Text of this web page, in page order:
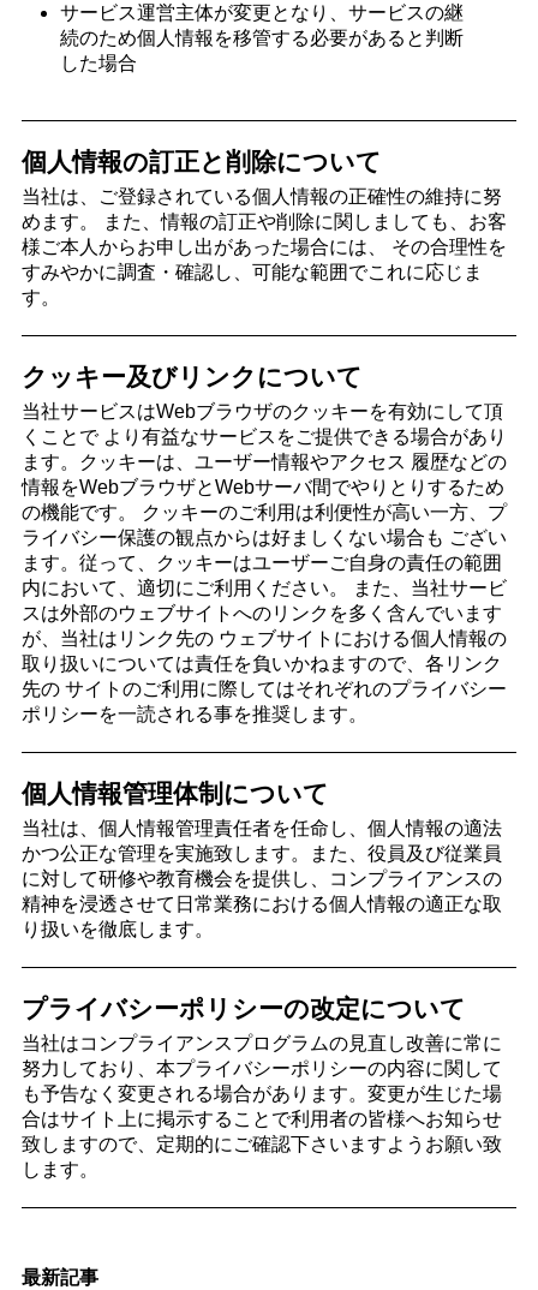
サービス運営主体が変更となり、サービスの継
続のため個人情報を移管する必要があると判断
した場合
個人情報の訂正と削除について
当社は、ご登録されている個人情報の正確性の維持に努
めます。 また、情報の訂正や削除に関しましても、お客
様ご本人からお申し出があった場合には、 その合理性を
すみやかに調査・確認し、可能な範囲でこれに応じま
す。
クッキー及びリンクについて
当社サービスはWebブラウザのクッキーを有効にして頂
くことで より有益なサービスをご提供できる場合があり
ます。クッキーは、ユーザー情報やアクセス 履歴などの
情報をWebブラウザとWebサーバ間でやりとりするため
の機能です。 クッキーのご利用は利便性が高い一方、プ
ライバシー保護の観点からは好ましくない場合も ござい
ます。従って、クッキーはユーザーご自身の責任の範囲
内において、適切にご利用ください。 また、当社サービ
スは外部のウェブサイトへのリンクを多く含んでいます
が、当社はリンク先の ウェブサイトにおける個人情報の
取り扱いについては責任を負いかねますので、各リンク
先の サイトのご利用に際してはそれぞれのプライバシー
ポリシーを一読される事を推奨します。
個人情報管理体制について
当社は、個人情報管理責任者を任命し、個人情報の適法
かつ公正な管理を実施致します。また、役員及び従業員
に対して研修や教育機会を提供し、コンプライアンスの
精神を浸透させて日常業務における個人情報の適正な取
り扱いを徹底します。
プライバシーポリシーの改定について
当社はコンプライアンスプログラムの見直し改善に常に
努力しており、本プライバシーポリシーの内容に関して
も予告なく変更される場合があります。変更が生じた場
合はサイト上に掲示することで利用者の皆様へお知らせ
致しますので、定期的にご確認下さいますようお願い致
します。
最新記事